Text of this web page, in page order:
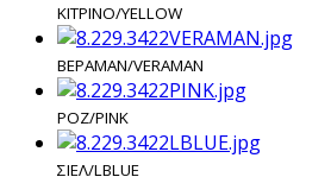
ΚΙΤΡΙΝΟ/YELLOW
ΒΕΡΑΜΑΝ/VERAMAN
ΡΟΖ/PINK
ΣΙΕΛ/LBLUE